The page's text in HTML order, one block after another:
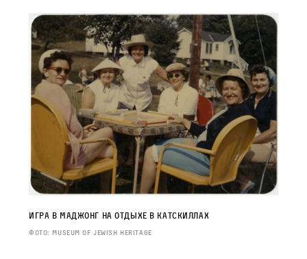
Игра в маджонг на отдыхе в Катскиллах
Фото: Museum of Jewish Heritage